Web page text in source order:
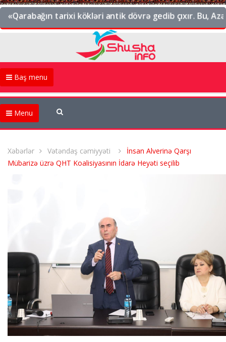
tarixi kökləri antik dövrə gedib çıxır. Bu,
Baş menu
Menu
Xəbərlər Vətəndaş cəmiyyəti
İnsan Alverinə Qarşı
Mübarizə üzrə QHT Koalisiyasının İdarə Heyəti seçilib